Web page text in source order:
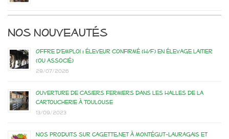
Nos nouveautés
Offre d’emploi : éleveur confirmé (H/F) en élevage laitier
(ou associé)
29/07/2026
Ouverture de casiers fermiers dans les Halles de la
Cartoucherie à Toulouse
13/09/2023
Nos produits sur Cagette.net à Montégut-Lauragais et